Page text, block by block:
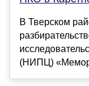
В Тверском
(НИПЦ)